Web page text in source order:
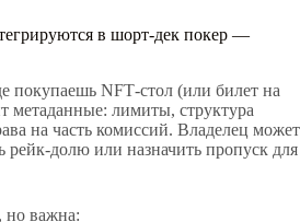
в шорт‑дек покер —
покупаешь NFT‑стол (или билет на
метаданные: лимиты, структура
на часть комиссий. Владелец может
рейк‑долю или назначить пропуск для
но важна: